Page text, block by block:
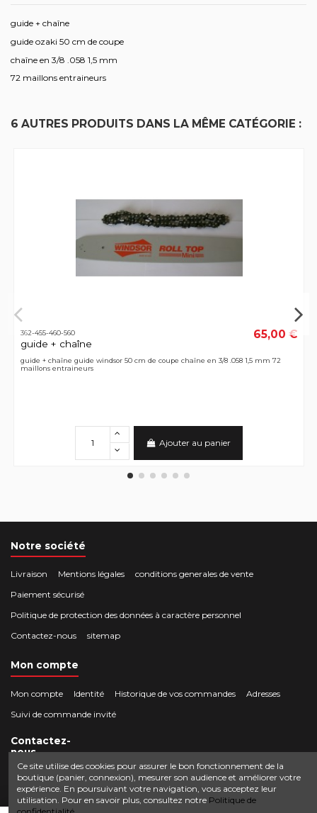
guide + chaîne
guide ozaki 50 cm de coupe
chaîne en 3/8 .058 1,5 mm
72 maillons entraineurs
6 AUTRES PRODUITS DANS LA MÊME CATÉGORIE :
362-455-460-560
guide + chaîne
65,00 €
guide + chaîne guide windsor 50 cm de coupe chaîne en 3/8 .058 1,5 mm 72
maillons entraineurs
Ajouter au panier
Notre société
Livraison Mentions légales
conditions generales de vente
Paiement sécurisé
Politique de protection des données à caractère personnel
Contactez-nous
sitemap
Mon compte
Mon compte Identité Historique de vos commandes
Adresses
Suivi de commande invité
Contactez-
nous
Crocbois-motoculture.com
50 route de Villefort 48800 Pied-de-Borne
0624436257
Ce site utilise des cookies pour assurer le bon fonctionnement de la
boutique (panier, connexion), mesurer son audience et améliorer votre
expérience. En poursuivant votre navigation, vous acceptez leur
utilisation. Pour en savoir plus, consultez notre Politique de